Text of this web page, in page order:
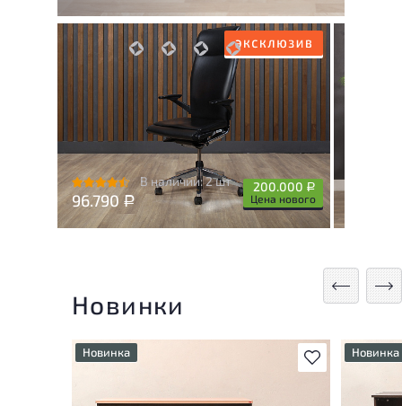
200.000 Р
Цена нового
В наличии: 2 шт
96.790 Р
Новинки
В избранное
Новинка Новинка